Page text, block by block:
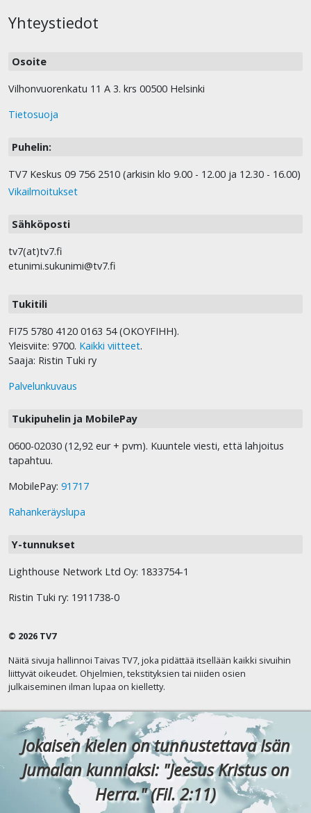
Yhteystiedot
Osoite
Vilhonvuorenkatu 11 A 3. krs 00500 Helsinki
Tietosuoja
Puhelin:
TV7 Keskus 09 756 2510 (arkisin klo 9.00 - 12.00 ja 12.30 - 16.00)
Vikailmoitukset
Sähköposti
tv7(at)tv7.fi
etunimi.sukunimi@tv7.fi
Tukitili
FI75 5780 4120 0163 54 (OKOYFIHH).
Yleisviite: 9700. Kaikki viitteet.
Saaja: Ristin Tuki ry
Palvelunkuvaus
Tukipuhelin ja MobilePay
0600-02030 (12,92 eur + pvm). Kuuntele viesti, että lahjoitus
tapahtuu.
MobilePay: 91717
Rahankeräyslupa
Y-tunnukset
Lighthouse Network Ltd Oy: 1833754-1
Ristin Tuki ry: 1911738-0
© 2026 TV7
Näitä sivuja hallinnoi Taivas TV7, joka pidättää itsellään kaikki sivuihin
liittyvät oikeudet. Ohjelmien, tekstityksien tai niiden osien
julkaiseminen ilman lupaa on kielletty.
Jokaisen kielen on tunnustettava Isän
Jumalan kunniaksi: "Jeesus Kristus on
Herra." (Fil. 2:11)